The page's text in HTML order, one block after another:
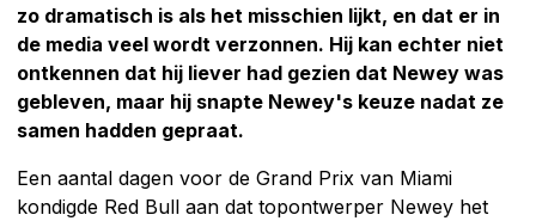
zo dramatisch is als het misschien lijkt, en dat er in
de media veel wordt verzonnen. Hij kan echter niet
ontkennen dat hij liever had gezien dat Newey was
gebleven, maar hij snapte Newey's keuze nadat ze
samen hadden gepraat.
Een aantal dagen voor de Grand Prix van Miami
kondigde Red Bull aan dat topontwerper Newey het